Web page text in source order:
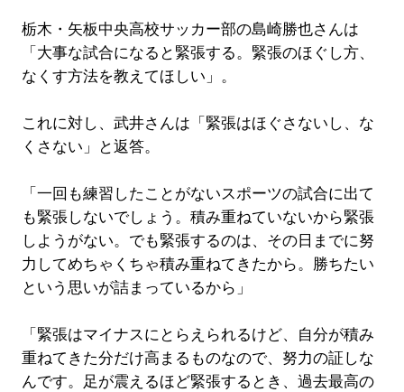
栃木・矢板中央高校サッカー部の島崎勝也さんは
「大事な試合になると緊張する。緊張のほぐし方、
なくす方法を教えてほしい」。
これに対し、武井さんは「緊張はほぐさないし、な
くさない」と返答。
「一回も練習したことがないスポーツの試合に出て
も緊張しないでしょう。積み重ねていないから緊張
しようがない。でも緊張するのは、その日までに努
力してめちゃくちゃ積み重ねてきたから。勝ちたい
という思いが詰まっているから」
「緊張はマイナスにとらえられるけど、自分が積み
重ねてきた分だけ高まるものなので、努力の証しな
んです。足が震えるほど緊張するとき、過去最高の